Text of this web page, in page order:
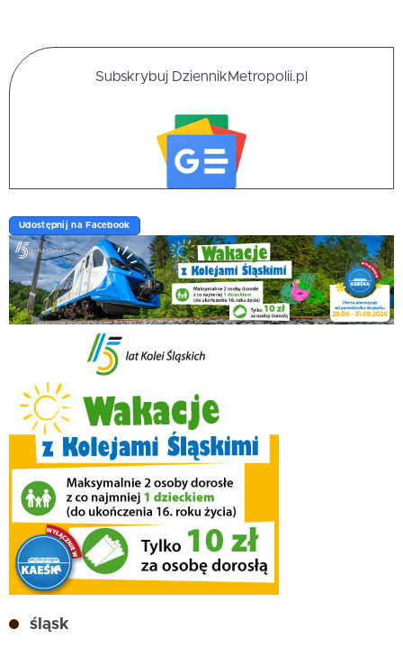
Subskrybuj DziennikMetropolii.pl
Udostępnij na Facebook
śląsk